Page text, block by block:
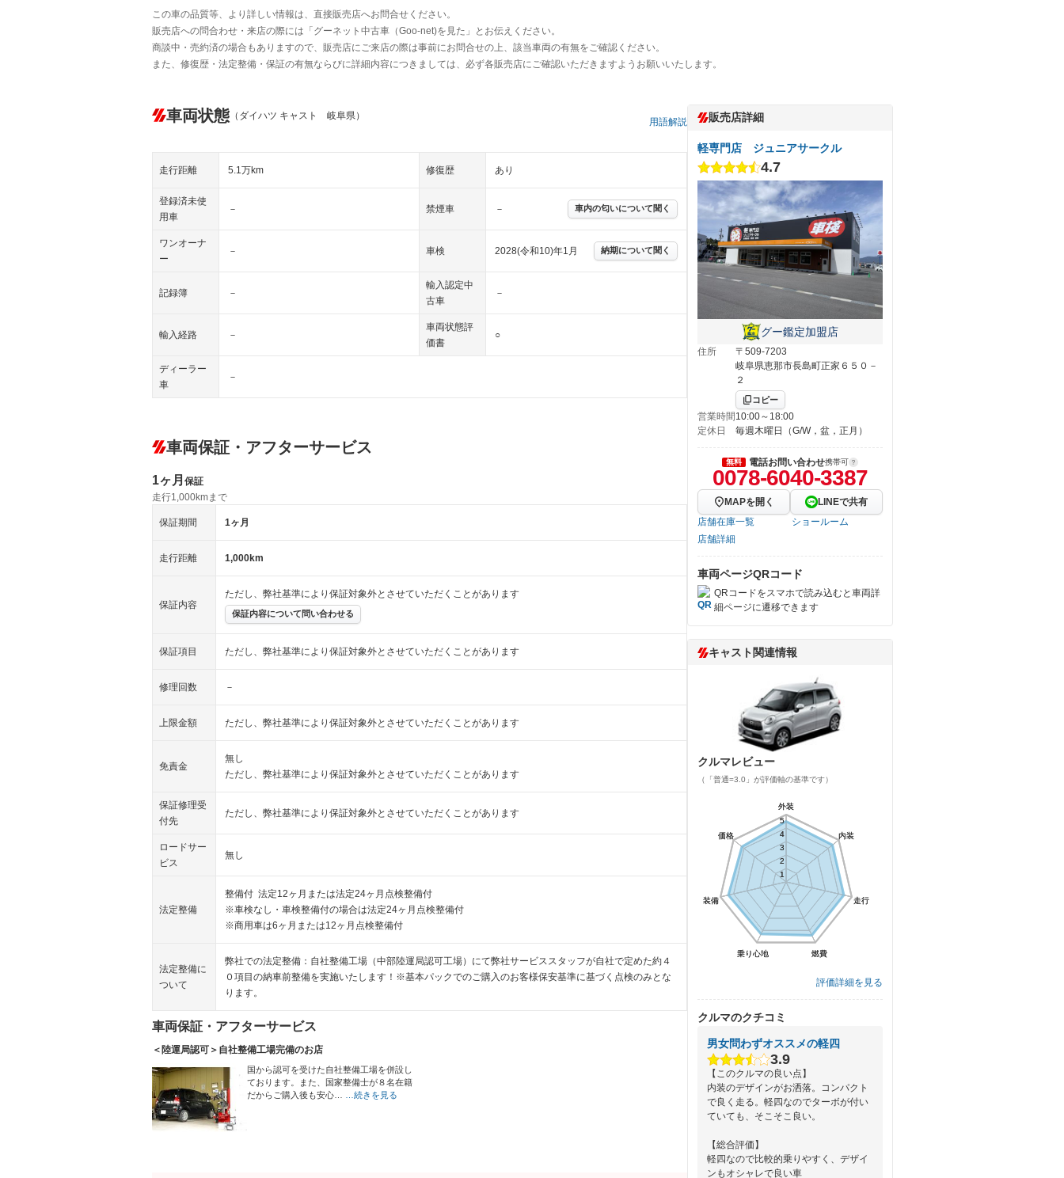
この車の品質等、より詳しい情報は、直接販売店へお問合せください。
販売店への問合わせ・来店の際には「グーネット中古車（Goo-net)を見た」とお伝えください。
商談中・売約済の場合もありますので、販売店にご来店の際は事前にお問合せの上、該当車両の有無をご確認ください。
また、修復歴・法定整備・保証の有無ならびに詳細内容につきましては、必ず各販売店にご確認いただきますようお願いいたします。
車両状態 （ダイハツ キャスト 岐阜県）
用語解説
走行距離 5.1万km 修復歴 あり
登録済未使
用車
－ 禁煙車 － 車内の匂いについて聞く
ワンオーナ
ー
－ 車検 2028(令和10)年1月 納期について聞く
記録簿 －
輸入認定中
古車
－
輸入経路 －
車両状態評
価書
○
ディーラー
車
－
車両保証・アフターサービス
1ヶ月 保証
走行1,000kmまで
保証期間 1ヶ月
走行距離 1,000km
保証内容
ただし、弊社基準により保証対象外とさせていただくことがあります
保証内容について問い合わせる
保証項目 ただし、弊社基準により保証対象外とさせていただくことがあります
修理回数 －
上限金額 ただし、弊社基準により保証対象外とさせていただくことがあります
免責金
無し
ただし、弊社基準により保証対象外とさせていただくことがあります
保証修理受
付先
ただし、弊社基準により保証対象外とさせていただくことがあります
ロードサー
ビス
無し
法定整備
整備付 法定12ヶ月または法定24ヶ月点検整備付
※車検なし・車検整備付の場合は法定24ヶ月点検整備付
※商用車は6ヶ月または12ヶ月点検整備付
法定整備に
ついて
弊社での法定整備：自社整備工場（中部陸運局認可工場）にて弊社サービススタッフが自社で定めた約４
０項目の納車前整備を実施いたします！※基本パックでのご購入のお客様保安基準に基づく点検のみとな
ります。
車両保証・アフターサービス
＜陸運局認可＞自社整備工場完備のお店
国から認可を受けた自社整備工場を併設し
ております。また、国家整備士が８名在籍
だからご購入後も安心…
…続きを見る
販売店詳細
軽専門店 ジュニアサークル
4.7
グー鑑定加盟店
住所
〒509-7203
岐阜県恵那市長島町正家６５０－
２
コピー
営業時間 10:00～18:00
定休日
毎週木曜日（G/W，盆，正月）
無料 電話お問い合わせ携帯可
0078-6040-3387
MAPを開く
LINEで共有
店舗在庫一覧
ショールーム
店舗詳細
車両ページQRコード
QRコードをスマホで読み込むと車両詳
細ページに遷移できます
キャスト関連情報
クルマレビュー
（「普通=3.0」が評価軸の基準です）
外装
内装
走行
燃費
乗り心地
装備
価格
1
2
3
4
5
外装
内装
走行
燃費
乗り心地
装備
価格
1
2
3
4
5
評価詳細を見る
クルマのクチコミ
男女問わずオススメの軽四
3.9
【このクルマの良い点】
内装のデザインがお洒落。コンパクト
で良く走る。軽四なのでターボが付い
ていても、そこそこ良い。
【総合評価】
軽四なので比較的乗りやすく、デザイ
ンもオシャレで良い車